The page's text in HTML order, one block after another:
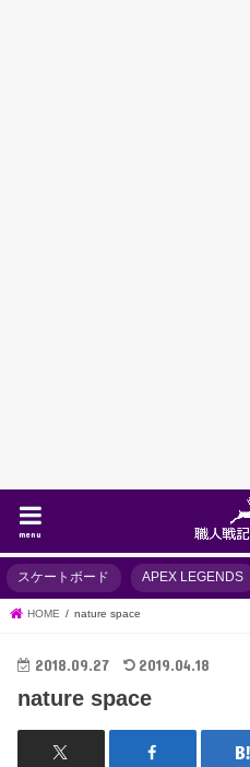
menu
スケートボード APEX LEGENDS
HOME nature space
2018.09.27 2019.04.18
nature space